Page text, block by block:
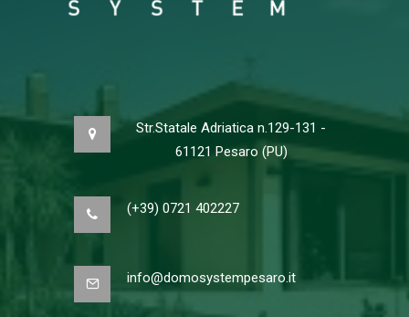
Str.Statale Adriatica n.129-131 -
61121 Pesaro (PU)
(+39) 0721 402227
info@domosystempesaro.it